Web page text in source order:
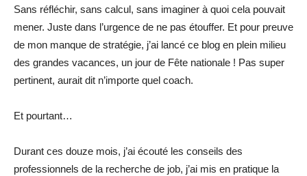
Sans réfléchir, sans calcul, sans imaginer à quoi cela pouvait
mener. Juste dans l’urgence de ne pas étouffer. Et pour preuve
de mon manque de stratégie, j’ai lancé ce blog en plein milieu
des grandes vacances, un jour de Fête nationale ! Pas super
pertinent, aurait dit n’importe quel coach.
Et pourtant…
Durant ces douze mois, j’ai écouté les conseils des
professionnels de la recherche de job, j’ai mis en pratique la